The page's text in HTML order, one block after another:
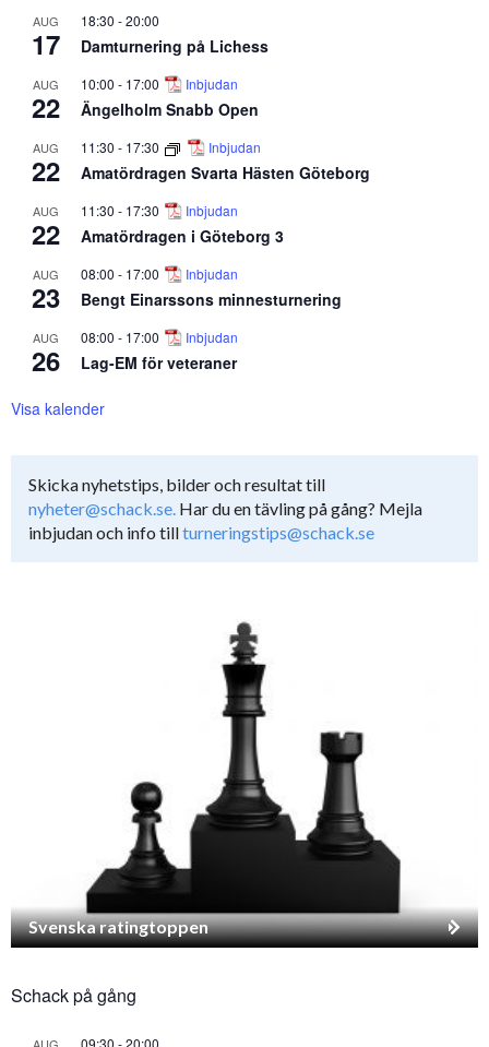
AUG
17
18:30 -20:00
Damturnering på Lichess
AUG
22
10:00 - 17:00 Inbjudan
Ängelholm Snabb Open
AUG
22
11:30 - 17:30 Inbjudan
Amatördragen Svarta Hästen Göteborg
AUG
22
11:30 - 17:30 Inbjudan
Amatördragen i Göteborg 3
AUG
23
08:00 - 17:00 Inbjudan
Bengt Einarssons minnesturnering
AUG
26
08:00 - 17:00 Inbjudan
Lag-EM för veteraner
Visa kalender
Skicka nyhetstips, bilder och resultat till
nyheter@schack.se. Har du en tävling på gång? Mejla
inbjudan och info tillturneringstips@schack.se
Svenska ratingtoppen
Schack på gång
09:30 -20:00